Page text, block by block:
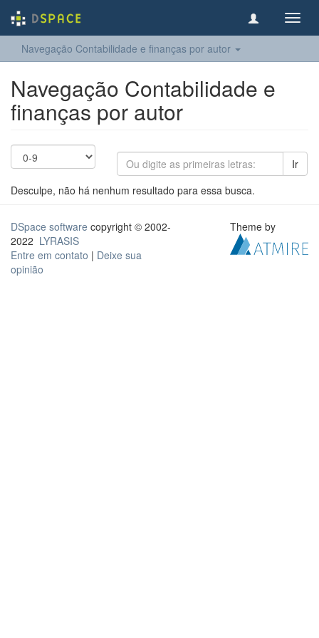
Navegação Contabilidade e finanças por autor
Navegação Contabilidade e
finanças por autor
Ir
Desculpe, não há nenhum resultado para essa busca.
DSpace software copyright © 2002-
2022 LYRASIS
Entre em contato | Deixe sua
opinião
Theme by